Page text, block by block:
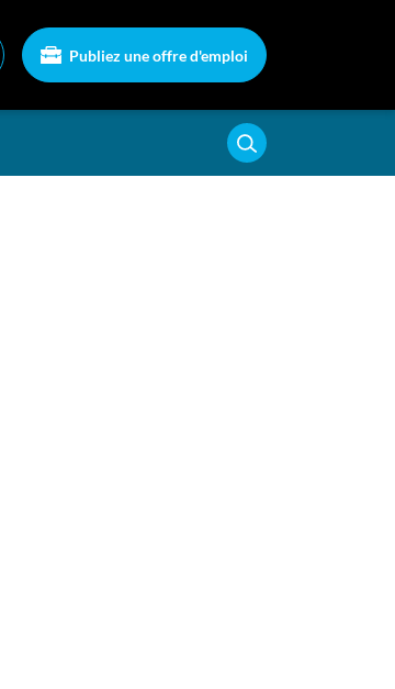
Publiez une offre d'emploi